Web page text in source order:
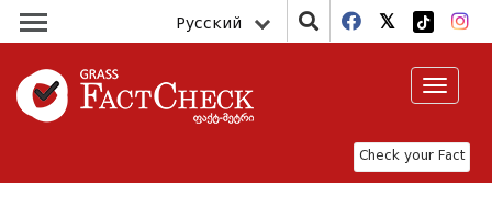
Русский
Check your Fact
Toggle